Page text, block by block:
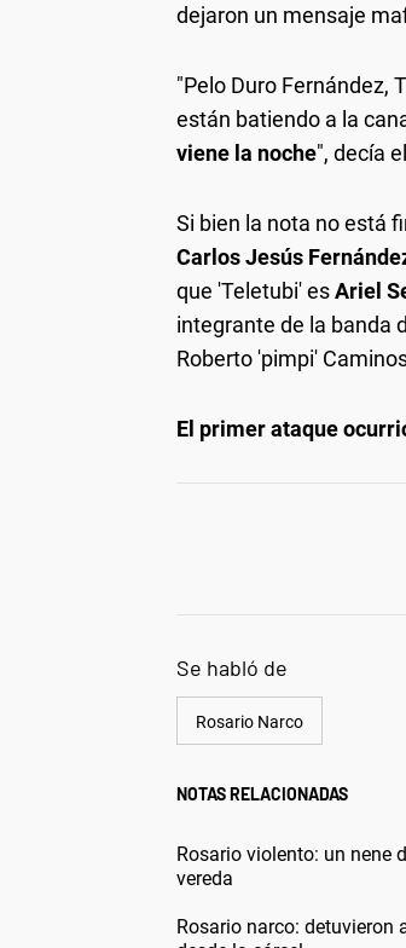
dejaron un mensaje
"Pelo Duro Fernández,
están batiendo a la
viene la noche", decía
Si bien la nota no está
Carlos Jesús
que 'Teletubi' esAriel
integrante de la banda
Roberto 'pimpi'
El primer ataque
Se habló de
Rosario Narco
NOTAS RELACIONADAS
Rosario violento: un nene
vereda
Rosario narco: detuvieron